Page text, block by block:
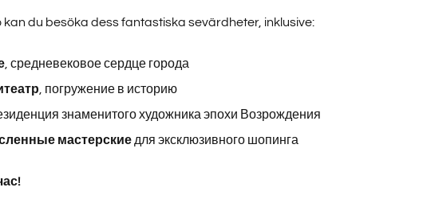
kan du besöka dess fantastiska sevärdheter, inklusive:
, средневековое сердце города
, погружение в историю
знаменитого художника эпохи Возрождения
мастерскиедля эксклюзивного шопинга